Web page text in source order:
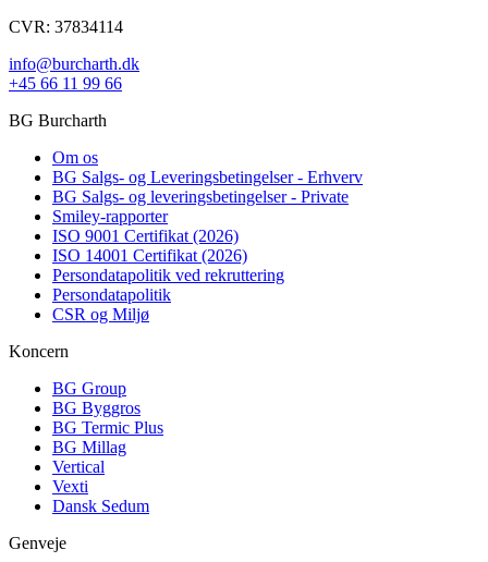
CVR: 37834114
info@burcharth.dk
+45 66 11 99 66
BG Burcharth
Om os
BG Salgs- og Leveringsbetingelser - Erhverv
BG Salgs- og leveringsbetingelser - Private
Smiley-rapporter
ISO 9001 Certifikat (2026)
ISO 14001 Certifikat (2026)
Persondatapolitik ved rekruttering
Persondatapolitik
CSR og Miljø
Koncern
BG Group
BG Byggros
BG Termic Plus
BG Millag
Vertical
Vexti
Dansk Sedum
Genveje